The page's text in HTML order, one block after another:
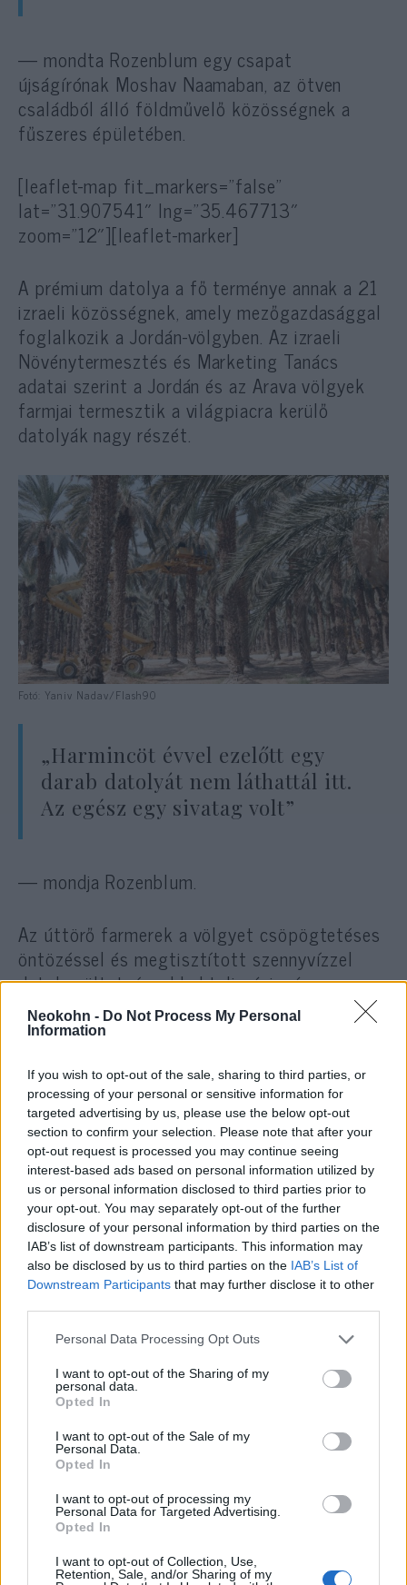
Neokohn - Do Not Process My Personal
Information
If you wish to opt-out of the sale, sharing to third parties, or
processing of your personal or sensitive information for
targeted advertising by us, please use the below opt-out
section to confirm your selection. Please note that after your
opt-out request is processed you may continue seeing
interest-based ads based on personal information utilized by
us or personal information disclosed to third parties prior to
your opt-out. You may separately opt-out of the further
disclosure of your personal information by third parties on the
IAB’s list of downstream participants. This information may
also be disclosed by us to third parties on the IAB’s List of
Downstream Participants that may further disclose it to other
Please note that this website/app uses one or more Google
not limited to your visit or usage behaviour. You may click to
grant or deny consent to Google and its third-party tags to
use your data for below specified purposes in below Google
consent section.
Personal Data Processing Opt Outs
I want to opt-out of the Sharing of my
personal data.
Opted In
I want to opt-out of the Sale of my
Personal Data.
Opted In
I want to opt-out of processing my
Personal Data for Targeted Advertising.
Opted In
I want to opt-out of Collection, Use,
Retention, Sale, and/or Sharing of my
— mondta Rozenblum egy csapat
újságírónak Moshav Naamaban, az ötven
családból álló földművelő közösségnek a
fűszeres épületében.
[leaflet-map fit_markers=”false”
lat=”31.907541″ lng=”35.467713″
zoom=”12″][leaflet-marker]
A prémium datolya a fő terménye annak a 21
izraeli közösségnek, amely mezőgazdasággal
foglalkozik a Jordán-völgyben. Az izraeli
Növénytermesztés és Marketing Tanács
adatai szerint a Jordán és az Arava völgyek
farmjai termesztik a világpiacra kerülő
datolyák nagy részét.
Fotó: Yaniv Nadav/Flash90
„Harmincöt évvel ezelőtt egy
darab datolyát nem láthattál itt.
Az egész egy sivatag volt”
— mondja Rozenblum.
Az úttörő farmerek a völgyet csöpögtetéses
öntözéssel és megtisztított szennyvízzel
datolya ültetvényekkel teli oázissá
változtatták, és újraélesztették a bibliai idők
egyik leggyakoribb terményét.
Rozenblum területe ma már öt hektárt tesz
ki, ahol évente 50-70 tonna datolya terem. A
családok fűszereket, organikus zöldségeket
és csemegeszőlőt is termesztenek a
területen.
A közösség segített feléleszteni jerikói
szomszédainak a datolya iparát is, amely
évekig parlagon hevert.
Jerikó 1967 és 1994 alatt volt izraeli
fennhatóság alatt, ma a várost a Palesztin
Hatóság irányítja, és izraeliek csak
engedéllyel léphetnek be. Azonban a város
lakói gazdaságilag nagyban függnek a Jordán
völgyi izraeli farmoktól így szoros
közösségek között.